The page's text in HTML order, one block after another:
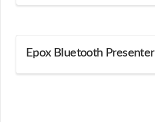
Epox Bluetooth Presenter